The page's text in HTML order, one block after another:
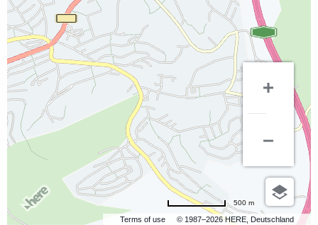
Terms of use © 1987–2026 HERE, Deutschland
500 m